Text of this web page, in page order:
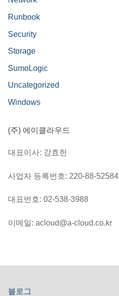
Runbook
Security
Storage
SumoLogic
Uncategorized
Windows
(주) 에이클라우드
대표이사: 강효헌
사업자 등록번호: 220-88-52584
대표번호: 02-538-3988
이메일: acloud@a-cloud.co.kr
블로그